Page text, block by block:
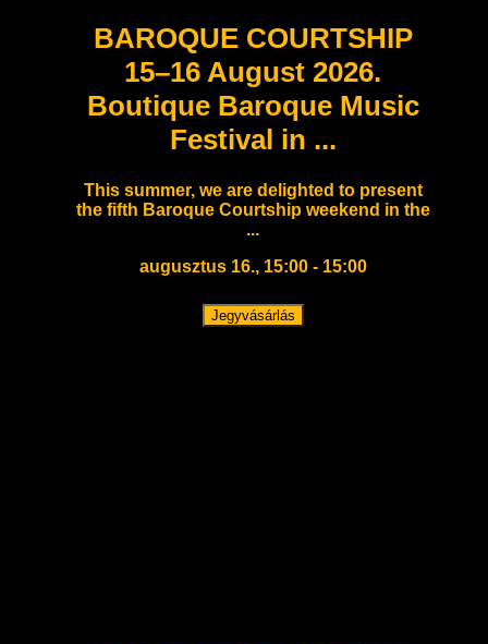
BAROQUE COURTSHIP
15–16 August 2026.
Boutique Baroque Music
Festival in ...
This summer, we are delighted to present
the fifth Baroque Courtship weekend in the
...
augusztus 16., 15:00 - 15:00
Jegyvásárlás